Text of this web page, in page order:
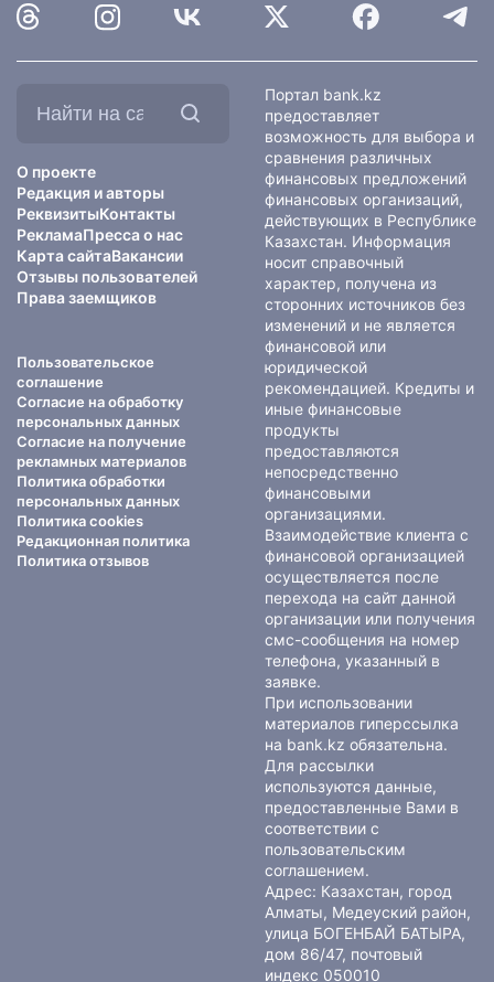
О проекте
Редакция и авторы
РеквизитыКонтакты
РекламаПресса о нас
Карта сайтаВакансии
Отзывы пользователей
Права заемщиков
Пользовательское
соглашение
Согласие на обработку
персональных данных
Согласие на получение
рекламных материалов
Политика обработки
персональных данных
Политика cookies
Редакционная политика
Политика отзывов
Портал bank.kz
предоставляет
возможность для выбора и
сравнения различных
финансовых предложений
финансовых организаций,
действующих в Республике
Казахстан. Информация
носит справочный
характер, получена из
сторонних источников без
изменений и не является
финансовой или
юридической
рекомендацией. Кредиты и
иные финансовые
продукты
предоставляются
непосредственно
финансовыми
организациями.
Взаимодействие клиента с
финансовой организацией
осуществляется после
перехода на сайт данной
организации или получения
смс-сообщения на номер
телефона, указанный в
заявке.
При использовании
материалов гиперссылка
на bank.kz обязательна.
Для рассылки
используются данные,
предоставленные Вами в
соответствии с
пользовательским
соглашением.
Адрес: Казахстан, город
Алматы, Медеуский район,
улица БОГЕНБАЙ БАТЫРА,
дом 86/47, почтовый
индекс 050010